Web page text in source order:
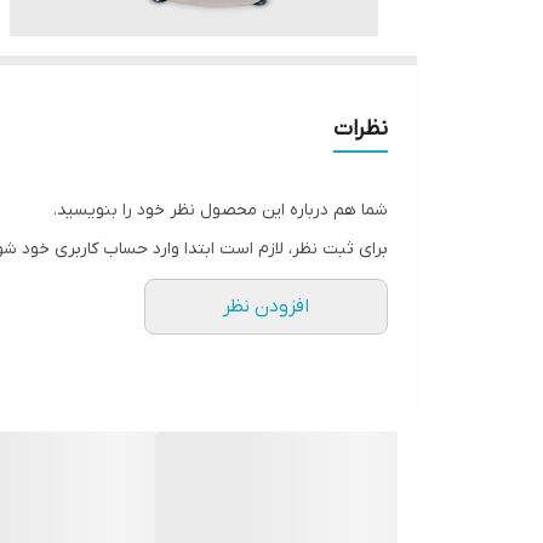
نظرات
شما هم درباره این محصول نظر خود را بنویسید.
برای ثبت نظر، لازم است ابتدا وارد حساب کاربری خود
افزودن نظر